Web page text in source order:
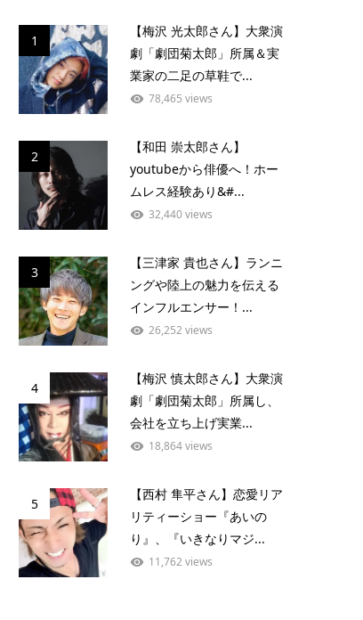
1
【梅沢 光太郎さん】大衆演
劇「劇団菊太郎」所属＆実
業家の二足の草鞋で...
78,465 views
2
【和田 崇太郎さん】
youtubeから俳優へ！ホー
ムレス経験あり&#...
32,440 views
3
【三津家 貴也さん】ランニ
ングや陸上の魅力を伝える
インフルエンサー！...
26,252 views
4
【梅沢 慎太郎さん】大衆演
劇「劇団菊太郎」所属し、
会社を立ち上げ実業...
18,864 views
5
【西村 隼平さん】恋愛リア
リティーショー『あいの
り』、『いきなりマジ...
11,762 views